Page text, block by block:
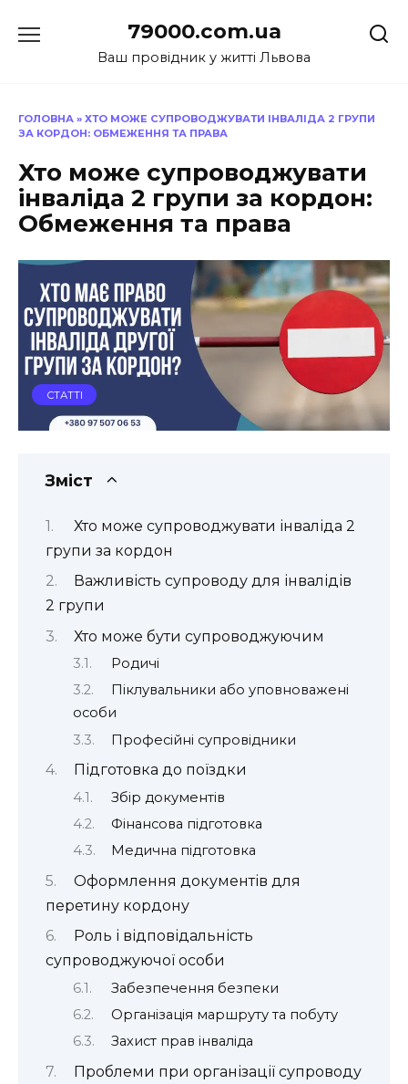
до
79000.com.ua
Ваш провідник у житті Львова
ГОЛОВНА » ХТО МОЖЕ СУПРОВОДЖУВАТИ ІНВАЛІДА 2 ГРУПИ
ЗА КОРДОН: ОБМЕЖЕННЯ ТА ПРАВА
Хто може супроводжувати
інваліда 2 групи за кордон:
Обмеження та права
СТАТТІ
Зміст
Хто може супроводжувати інваліда 2
групи за кордон
Важливість супроводу для інвалідів
2 групи
Хто може бути супроводжуючим
Родичі
Піклувальники або уповноважені
особи
Професійні супровідники
Підготовка до поїздки
Збір документів
Фінансова підготовка
Медична підготовка
Оформлення документів для
перетину кордону
Роль і відповідальність
супроводжуючої особи
Забезпечення безпеки
Організація маршруту та побуту
Захист прав інваліда
Проблеми при організації супроводу